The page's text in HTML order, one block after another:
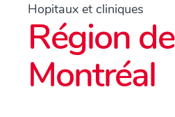
Hopitaux et cliniques
Région de
Montréal